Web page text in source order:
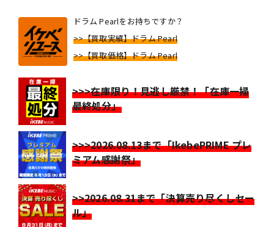
ドラム Pearlをお持ちですか？
>>【買取実績】ドラム Pearl
>>【買取価格】ドラム Pearl
>>>在庫限り！見逃し厳禁！「在庫一掃
最終処分」
>>>2026.08.13まで「IkebePRIME プレ
ミアム感謝祭」
>>2026.08.31まで「決算売り尽くしセー
ル」